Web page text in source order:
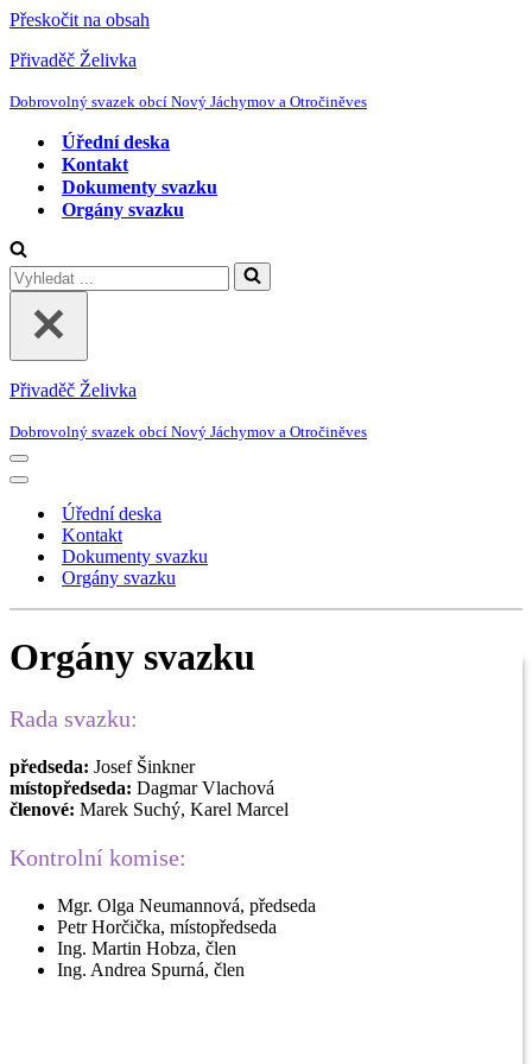
Přeskočit na obsah
Přivaděč Želivka
Dobrovolný svazek obcí Nový Jáchymov a Otročiněves
Úřední deska
Kontakt
Dokumenty svazku
Orgány svazku
Vyhledat
...
Přivaděč Želivka
Dobrovolný svazek obcí Nový Jáchymov a Otročiněves
Navigační
menu
Navigační
Úřední deska
Kontakt
Dokumenty svazku
Orgány svazku
Orgány svazku
Rada svazku:
předseda: Josef Šinkner
místopředseda: Dagmar Vlachová
členové: Marek Suchý, Karel Marcel
Kontrolní komise:
Mgr. Olga Neumannová, předseda
Petr Horčička, místopředseda
Ing. Martin Hobza, člen
Ing. Andrea Spurná, člen